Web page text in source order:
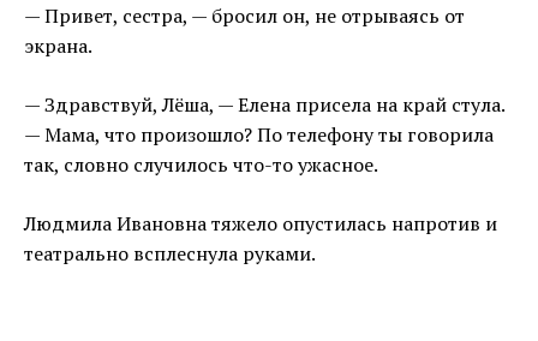
— Привет, сестра, — бросил он, не отрываясь от
экрана.
— Здравствуй, Лёша, — Елена присела на край стула.
— Мама, что произошло? По телефону ты говорила
так, словно случилось что-то ужасное.
Людмила Ивановна тяжело опустилась напротив и
театрально всплеснула руками.